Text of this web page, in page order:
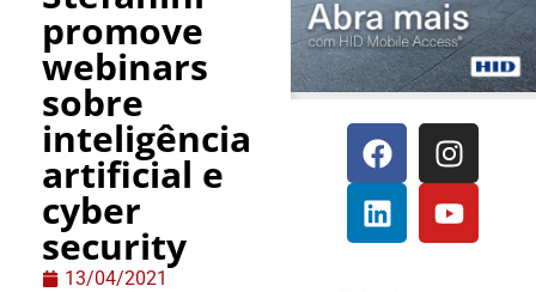
promove
webinars
sobre
inteligência
artificial e
cyber
security
13/04/2021